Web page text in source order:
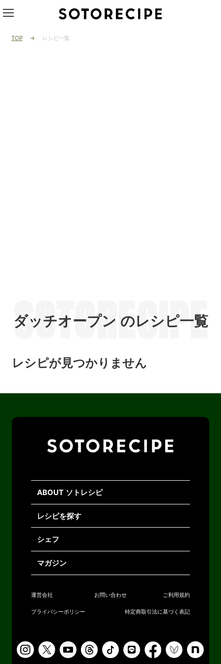
TOP レシピ一覧
SOTORECIPE
ダッチオープン のレシピ一覧
レシピが見つかりません
ABOUT ソトレシピ
レシピを探す
シェフ
マガジン
運営会社 お問い合わせ ご利用規約
プライバシーポリシー 特定商取引法に基づく表記